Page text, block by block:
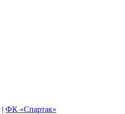
| ФК «Спартак»